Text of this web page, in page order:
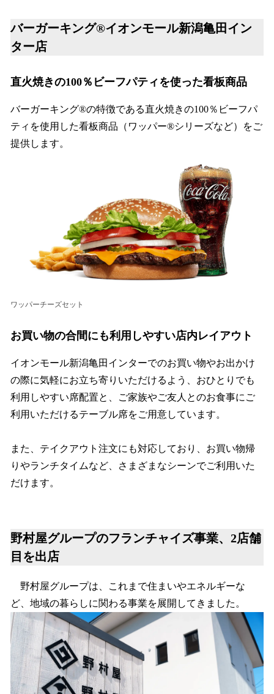
バーガーキング®イオンモール新潟亀田イン
ター店
直火焼きの100％ビーフパティを使った看板商品
バーガーキング®の特徴である直火焼きの100％ビーフパ
ティを使用した看板商品（ワッパー®シリーズなど）をご
提供します。
ワッパーチーズセット
お買い物の合間にも利用しやすい店内レイアウト
イオンモール新潟亀田インターでのお買い物やお出かけ
の際に気軽にお立ち寄りいただけるよう、おひとりでも
利用しやすい席配置と、ご家族やご友人とのお食事にご
利用いただけるテーブル席をご用意しています。
また、テイクアウト注文にも対応しており、お買い物帰
りやランチタイムなど、さまざまなシーンでご利用いた
だけます。
野村屋グループのフランチャイズ事業、2店舗
目を出店
野村屋グループは、これまで住まいやエネルギーな
ど、地域の暮らしに関わる事業を展開してきました。